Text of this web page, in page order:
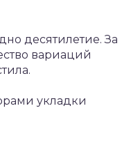
десятилетие. За
вариаций
укладки